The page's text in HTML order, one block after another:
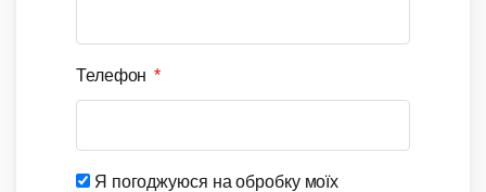
Телефон
Я погоджуюся на обробку моїх